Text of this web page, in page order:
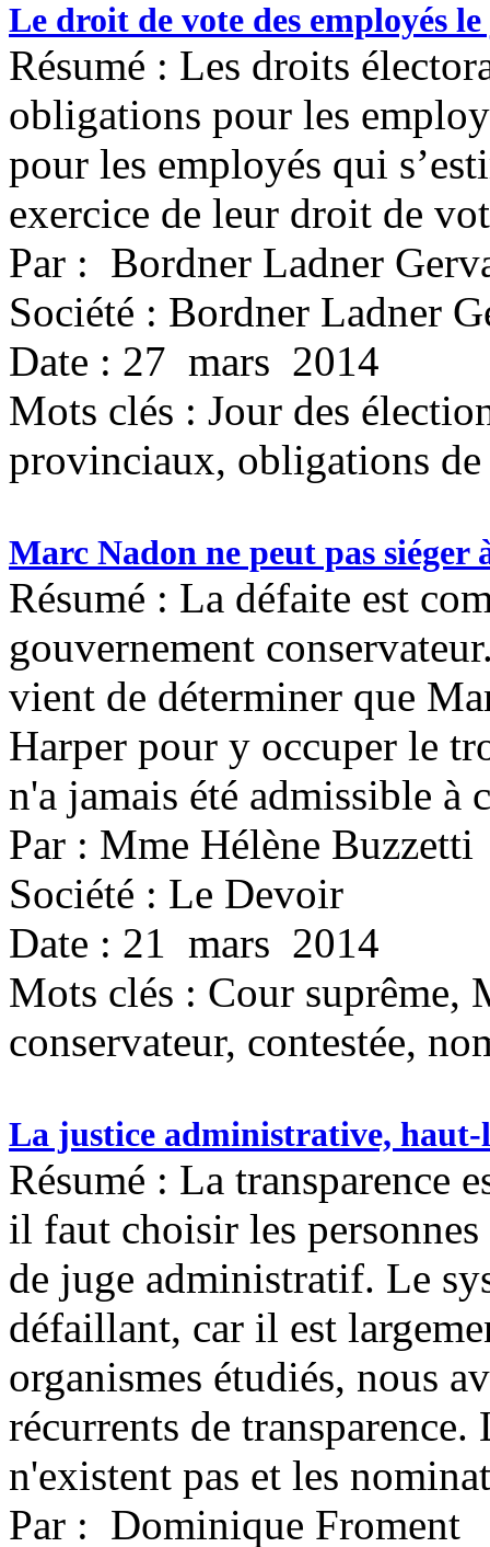
Le droit de vote des employés
Résumé : Les droits
obligations pour les
pour les employés qui
exercice de leur droit de
Par : Bordner Ladner
Société : Bordner Ladner
Date : 27 mars 2014
Mots clés : Jour des
provinciaux, obligations
Marc Nadon ne peut pas siéger
Résumé : La défaite est
gouvernement
vient de déterminer que
Harper pour y occuper le
n'a jamais été admissible à
Par : Mme Hélène Buzzetti
Société : Le Devoir
Date : 21 mars 2014
Mots clés : Cour suprême,
conservateur, contestée,
La justice administrative,
Résumé : La transparence
il faut choisir les
de juge administratif. Le
défaillant, car il est
organismes étudiés, nous
récurrents de
n'existent pas et les
Par : Dominique Froment